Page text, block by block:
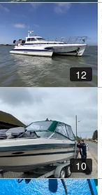
12
10